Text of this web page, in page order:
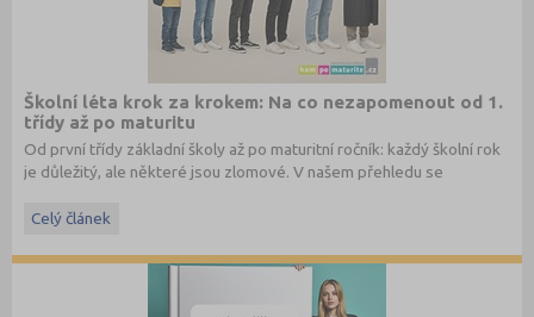
Školní léta krok za krokem: Na co nezapomenout od 1.
třídy až po maturitu
Od první třídy základní školy až po maturitní ročník: každý školní rok
je důležitý, ale některé jsou zlomové. V našem přehledu se
Celý článek